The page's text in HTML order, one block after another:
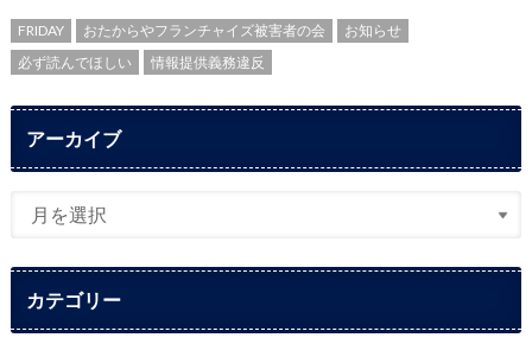
FRIDAY おたからやフランチャイズ被害者の会
お知らせ
必ず読んでほしい
情報提供義務違反
アーカイブ
カテゴリー